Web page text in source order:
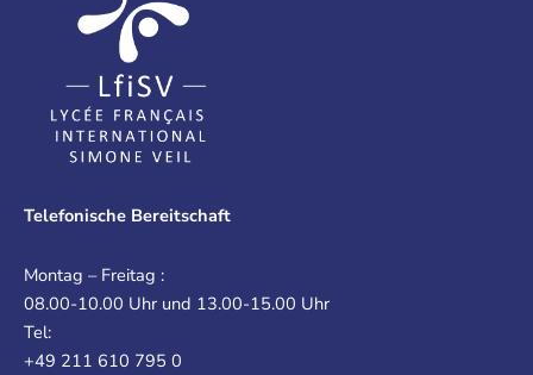
Telefonische Bereitschaft
Montag – Freitag :
08.00-10.00 Uhr und 13.00-15.00 Uhr
Tel:
+49 211 610 795 0